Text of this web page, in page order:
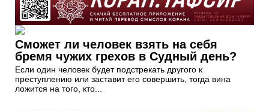
Сможет ли человек взять на себя
бремя чужих грехов в Судный день?
Если один человек будет подстрекать другого к
преступлению или заставит его совершить, тогда вина
ложится на того, кто...